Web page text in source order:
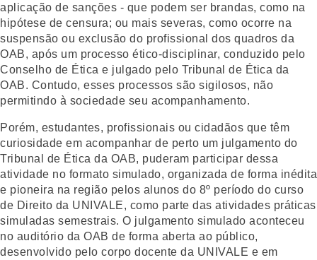
aplicação de sanções - que podem ser brandas, como na
hipótese de censura; ou mais severas, como ocorre na
suspensão ou exclusão do profissional dos quadros da
OAB, após um processo ético-disciplinar, conduzido pelo
Conselho de Ética e julgado pelo Tribunal de Ética da
OAB. Contudo, esses processos são sigilosos, não
permitindo à sociedade seu acompanhamento.
Porém, estudantes, profissionais ou cidadãos que têm
curiosidade em acompanhar de perto um julgamento do
Tribunal de Ética da OAB, puderam participar dessa
atividade no formato simulado, organizada de forma inédita
e pioneira na região pelos alunos do 8º período do curso
de Direito da UNIVALE, como parte das atividades práticas
simuladas semestrais. O julgamento simulado aconteceu
no auditório da OAB de forma aberta ao público,
desenvolvido pelo corpo docente da UNIVALE e em